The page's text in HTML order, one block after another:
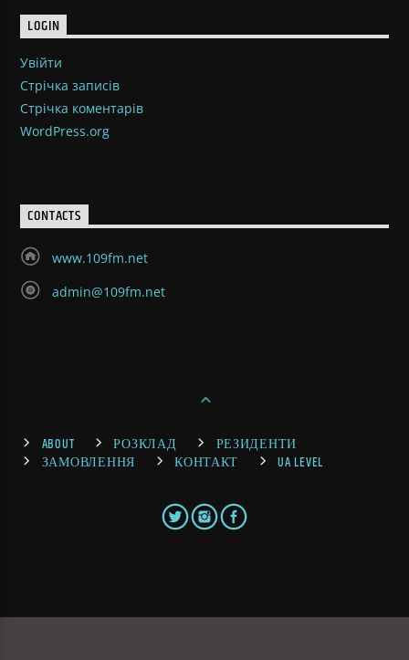
LOGIN
Увійти
Стрічка записів
Стрічка коментарів
WordPress.org
CONTACTS
www.109fm.net
admin@109fm.net
ABOUT РОЗКЛАД
РЕЗИДЕНТИ
ЗАМОВЛЕННЯ
КОНТАКТ UA LEVEL